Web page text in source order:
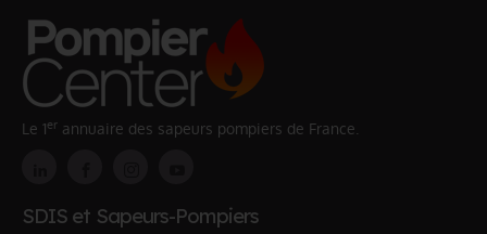
Le 1er annuaire des sapeurs pompiers de France.
SDIS et Sapeurs-Pompiers